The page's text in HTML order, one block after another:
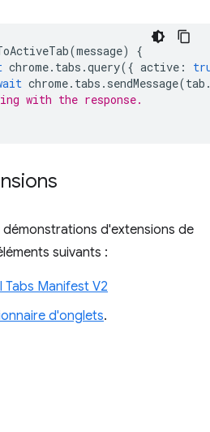
(message)
{
chrome. tabs .query({ active :
chrome. tabs . sendMessage(tab
with the response.
d'extensions de
suivants :
Tabs Manifest V2
d'onglets.